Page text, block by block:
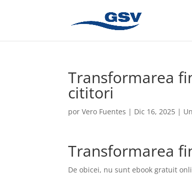
Transformarea
cititori
porVero Fuentes | Dic 16, 2025 |
Transformarea
De obicei, nu sunt ebook gratuit